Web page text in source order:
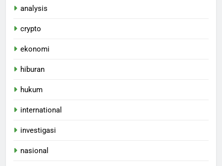
analysis
crypto
ekonomi
hiburan
hukum
international
investigasi
nasional